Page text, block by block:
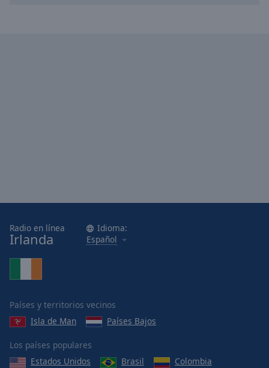
Family
Reset
Dialog
End
dialog
window.
Radio en línea
Irlanda
Idioma:
Español
Países y territorios vecinos
Isla de Man
Países Bajos
Los países populares
Estados Unidos
Brasil
Colombia